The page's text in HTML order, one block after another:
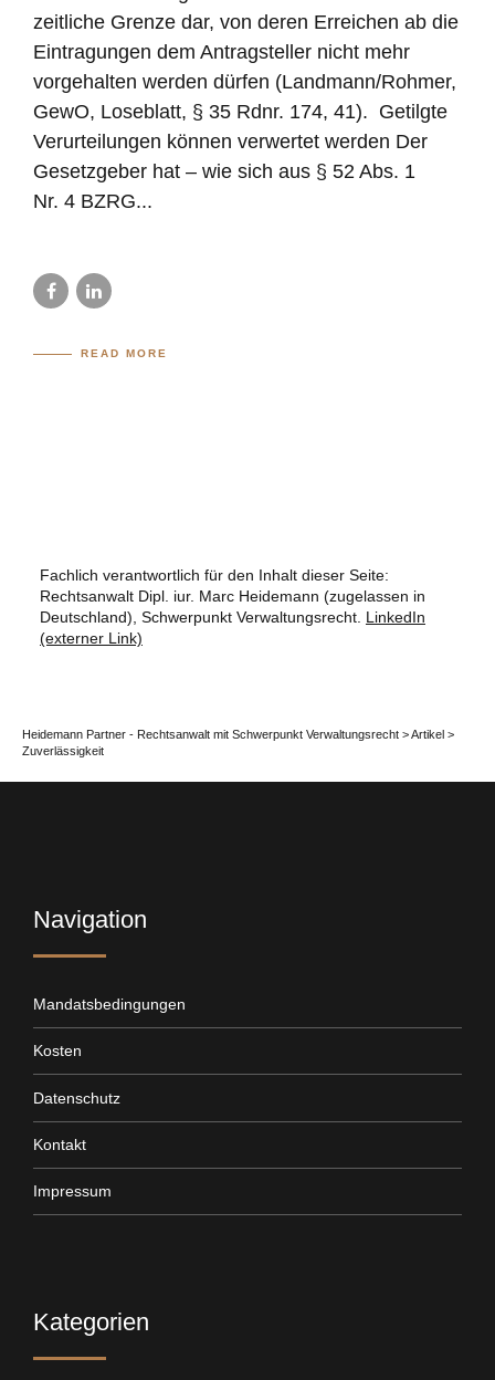
zeitliche Grenze dar, von deren Erreichen ab die
Eintragungen dem Antragsteller nicht mehr
vorgehalten werden dürfen (Landmann/Rohmer,
GewO, Loseblatt, § 35 Rdnr. 174, 41). Getilgte
Verurteilungen können verwertet werden Der
Gesetzgeber hat – wie sich aus § 52 Abs. 1
Nr. 4 BZRG...
READ MORE
Fachlich verantwortlich für den Inhalt dieser Seite:
Rechtsanwalt Dipl. iur. Marc Heidemann (zugelassen in
Deutschland), Schwerpunkt Verwaltungsrecht. LinkedIn
(externer Link)
Heidemann Partner - Rechtsanwalt mit Schwerpunkt Verwaltungsrecht >Artikel >
Zuverlässigkeit
Navigation
Mandatsbedingungen
Kosten
Datenschutz
Kontakt
Impressum
Kategorien